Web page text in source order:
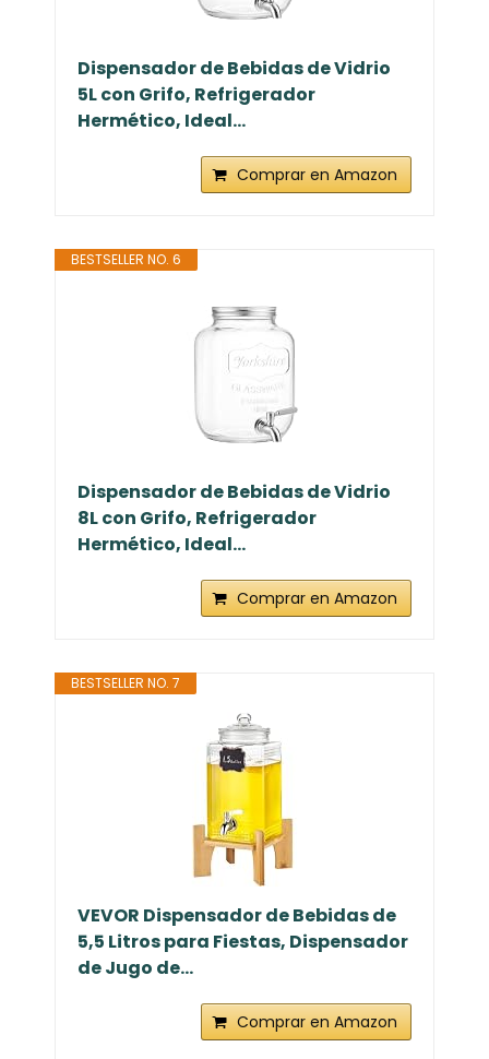
Dispensador de Bebidas de Vidrio
5L con Grifo, Refrigerador
Hermético, Ideal...
Comprar en Amazon
BESTSELLER NO. 6
Dispensador de Bebidas de Vidrio
8L con Grifo, Refrigerador
Hermético, Ideal...
Comprar en Amazon
BESTSELLER NO. 7
VEVOR Dispensador de Bebidas de
5,5 Litros para Fiestas, Dispensador
de Jugo de...
Comprar en Amazon